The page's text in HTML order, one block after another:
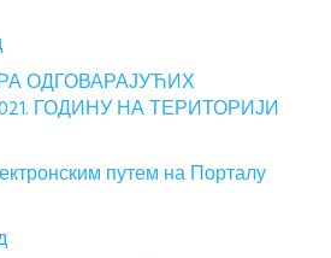
ОДГОВАРАЈУЋИХ
ГОДИНУ НА ТЕРИТОРИЈИ
путем на Порталу